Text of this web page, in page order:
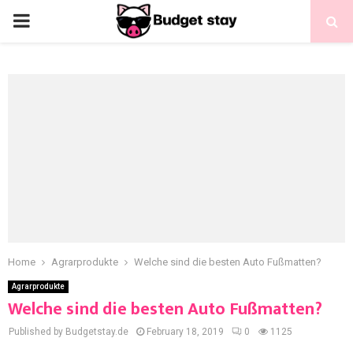
Home Agrarprodukte Welche sind die besten Auto Fußmatten?
Agrarprodukte
Welche sind die besten Auto Fußmatten?
Published by Budgetstay.de February 18, 2019 0 1125